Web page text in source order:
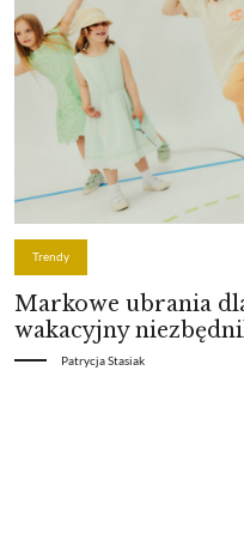
Trendy
Markowe ubrania
wakacyjny
Patrycja Stasiak